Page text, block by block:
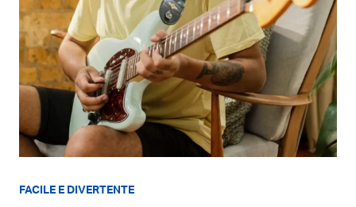
FACILE E DIVERTENTE